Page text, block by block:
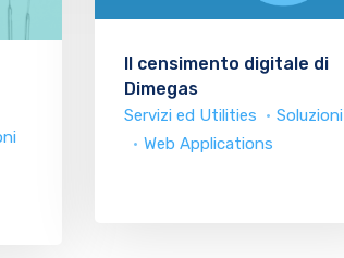
Il censimento digitale di
Dimegas
Servizi ed Utilities
Soluzioni
Web Applications